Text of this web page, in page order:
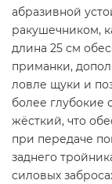
абразивной
ракушечником,
длина 25 см
приманки,
ловле щуки и
более глубокие
жёсткий, что
при передаче
заднего
силовых